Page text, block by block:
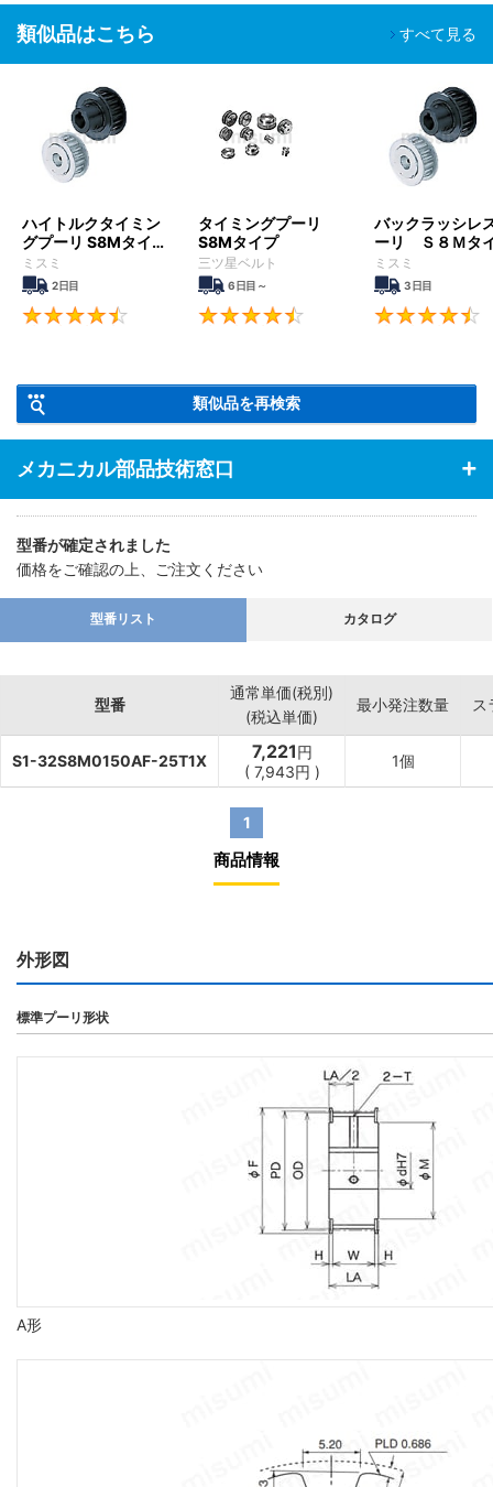
類似品はこちら すべて見る
ハイトルクタイミン
グプーリ S8Mタイ
プ
ミスミ
2日目
4.5
タイミングプーリ
S8Mタイプ
三ツ星ベルト
6日目～
4.6
バックラッシレ
ーリ Ｓ８Ｍタ
ミスミ
3日目
類似品を再検索
メカニカル部品技術窓口
型番が確定されました
価格をご確認の上、ご注文ください
型番リスト カタログ
型番
通常単価(税別)
(税込単価)
最小発注数量 ス
S1-32S8M0150AF-25T1X 7,221円
( 7,943円 )
1個
1
商品情報
外形図
標準プーリ形状
A形